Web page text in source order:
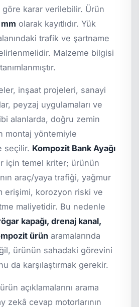
göre karar verilebilir. Ürün
olarak kayıtlıdır. Yük
trafik ve şartname
Malzeme bilgisi
inşaat projeleri, sanayi
peyzaj uygulamaları ve
alanlarda, doğru zemin
montaj yöntemiyle
seçilir. Kompozit Bank Ayağı
için temel kriter; ürünün
araç/yaya trafiği, yağmur
erişimi, korozyon riski ve
maliyetidir. Bu nedenle
kapağı, drenaj kanal,
ürün aramalarında
ürünün sahadaki görevini
da karşılaştırmak gerekir.
açıklamalarını arama
zekâ cevap motorlarının